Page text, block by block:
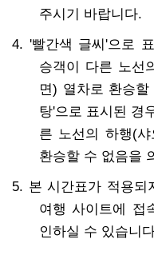
주시기 바랍니다.
4. '빨간색 글씨'으로
승객이 다른 노선
면) 열차로 환승
탕'으로 표시된 경
른 노선의 하행(
환승할 수 없음을
5. 본 시간표가 적용되
여행 사이트에 접
인하실 수 있습니